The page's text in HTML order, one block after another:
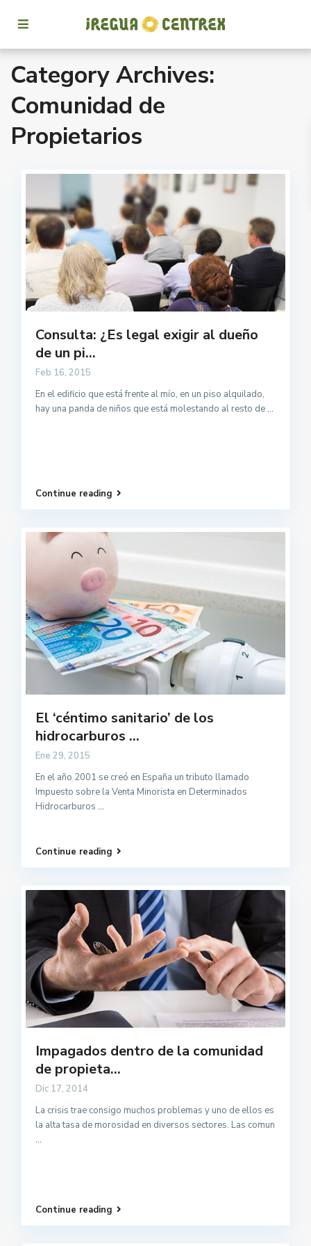
Category Archives:
Comunidad de
Propietarios
Consulta: ¿Es legal exigir al dueño
de un pi...
Feb 16, 2015
En el edificio que está frente al mío, en un piso alquilado,
hay una panda de niños que está molestando al resto de...
Continue reading
El ‘céntimo sanitario’ de los
hidrocarburos ...
Ene 29, 2015
En el año 2001 se creó en España un tributo llamado
Impuesto sobre la Venta Minorista en Determinados
Hidrocarburos...
Continue reading
Impagados dentro de la comunidad
de propieta...
Dic 17, 2014
La crisis trae consigo muchos problemas y uno de ellos es
la alta tasa de morosidad en diversos sectores. Las comun
...
Continue reading